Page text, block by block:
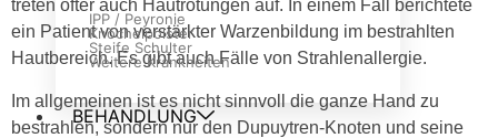
IPP / Peyronie
Knöchelpolster
Steife Schulter
Weitere Krankheiten
BEHANDLUNG
treten öfter auch Hautrötungen auf. In einem Fall berichtete
ein Patient von verstärkter Warzenbildung im bestrahlten
Hautbereich. Es gibt auch Fälle von Strahlenallergie.
Im allgemeinen ist es nicht sinnvoll die ganze Hand zu
bestrahlen, sondern nur den Dupuytren-Knoten und seine